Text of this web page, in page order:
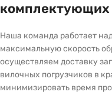
комплектующих
Наша команда работает
максимальную скорость
осуществляем доставку
вилочных погрузчиков в
минимизировать время